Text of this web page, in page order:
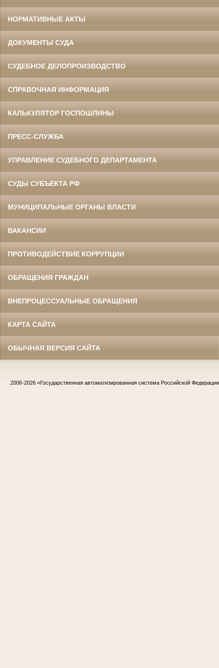
НОРМАТИВНЫЕ АКТЫ
ДОКУМЕНТЫ СУДА
СУДЕБНОЕ ДЕЛОПРОИЗВОДСТВО
СПРАВОЧНАЯ ИНФОРМАЦИЯ
КАЛЬКУЛЯТОР ГОСПОШЛИНЫ
ПРЕСС-СЛУЖБА
УПРАВЛЕНИЕ СУДЕБНОГО ДЕПАРТАМЕНТА
СУДЫ СУБЪЕКТА РФ
МУНИЦИПАЛЬНЫЕ ОРГАНЫ ВЛАСТИ
ВАКАНСИИ
ПРОТИВОДЕЙСТВИЕ КОРРУПЦИИ
ОБРАЩЕНИЯ ГРАЖДАН
ВНЕПРОЦЕССУАЛЬНЫЕ ОБРАЩЕНИЯ
КАРТА САЙТА
ОБЫЧНАЯ ВЕРСИЯ САЙТА
2006-2026 «Государственная автоматизированная система Российской